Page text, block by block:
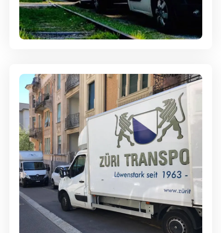
Ein- und Auspackservice
Günstige Umzüge - Hervorragender